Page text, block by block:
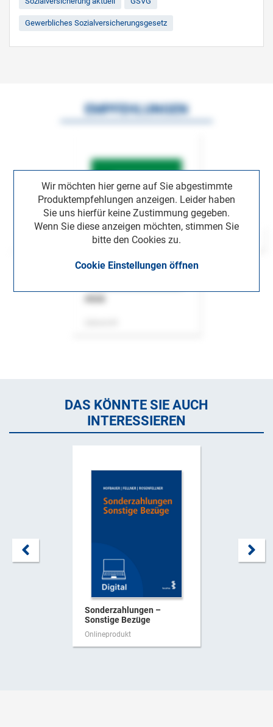
Gewerbliches Sozialversicherungsgesetz
Wir möchten hier gerne auf Sie abgestimmte
Produktempfehlungen anzeigen. Leider haben
Sie uns hierfür keine Zustimmung gegeben.
Wenn Sie diese anzeigen möchten, stimmen Sie
bitte den Cookies zu.
Cookie Einstellungen öffnen
EMPFEHLUNGEN
DAS KÖNNTE SIE AUCH
INTERESSIEREN
Sonderzahlungen –
Sonstige Bezüge
Onlineprodukt